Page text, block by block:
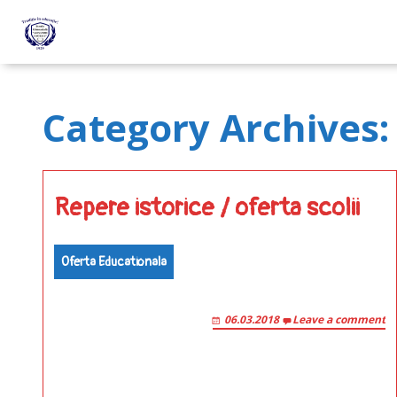
Category
Repere istorice / oferta scolii
Oferta Educationala
06.03.2018 Leave a comment